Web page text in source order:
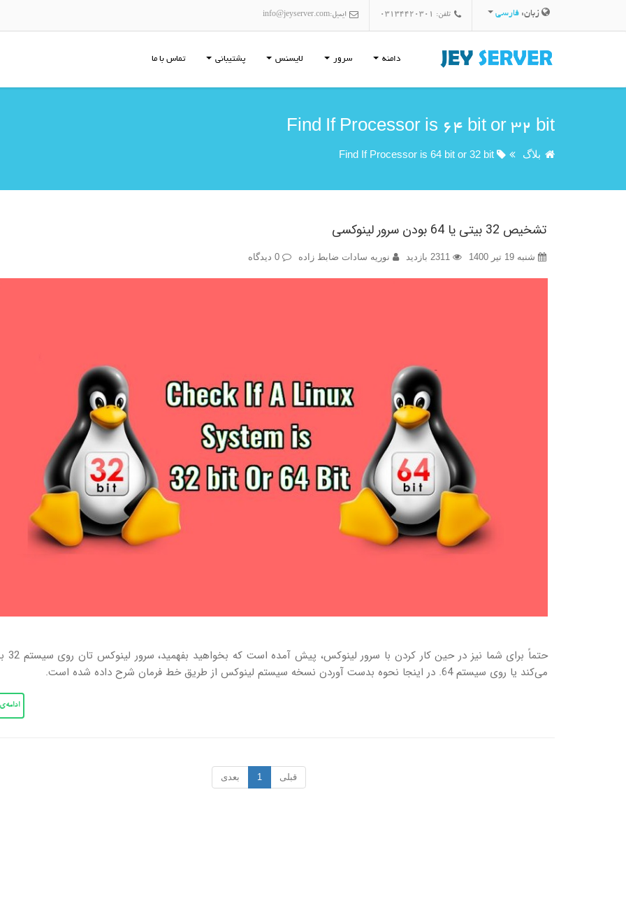
زبان: فارسی تلفن: 03134420301 ایمیل:info@jeyserver.com
دامنه سرور لایسنس پشتیبانی تماس با ما
Find If Processor is 64 bit or 32 bit
بلاگ Find If Processor is 64 bit or 32 bit
تشخیص 32 بیتی یا 64 بودن سرور لینوکسی
شنبه 19 تیر 1400 نوریه سادات ضابط زاده
حتماً
می‌کند یا روی سیستم 64. در اینجا نحوه بدست آوردن نسخه سیستم لینوکس از طریق خط فرمان شرح داده شده است.
قبلی 1 بعدی